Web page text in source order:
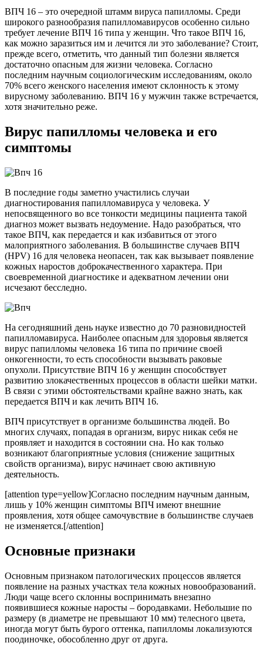
ВПЧ 16 – это очередной штамм вируса папилломы. Среди
широкого разнообразия папилломавирусов особенно сильно
требует лечение ВПЧ 16 типа у женщин. Что такое ВПЧ 16,
как можно заразиться им и лечится ли это заболевание? Стоит,
прежде всего, отметить, что данный тип болезни является
достаточно опасным для жизни человека. Согласно
последним научным социологическим исследованиям, около
70% всего женского населения имеют склонность к этому
вирусному заболеванию. ВПЧ 16 у мужчин также встречается,
хотя значительно реже.
Вирус папилломы человека и его
симптомы
В последние годы заметно участились случаи
диагностирования папилломавируса у человека. У
непосвященного во все тонкости медицины пациента такой
диагноз может вызвать недоумение. Надо разобраться, что
такое ВПЧ, как передается и как избавиться от этого
малоприятного заболевания. В большинстве случаев ВПЧ
(HPV) 16 для человека неопасен, так как вызывает появление
кожных наростов доброкачественного характера. При
своевременной диагностике и адекватном лечении они
исчезают бесследно.
На сегодняшний день науке известно до 70 разновидностей
папилломавируса. Наиболее опасным для здоровья является
вирус папилломы человека 16 типа по причине своей
онкогенности, то есть способности вызывать раковые
опухоли. Присутствие ВПЧ 16 у женщин способствует
развитию злокачественных процессов в области шейки матки.
В связи с этими обстоятельствами крайне важно знать, как
передается ВПЧ и как лечить ВПЧ 16.
ВПЧ присутствует в организме большинства людей. Во
многих случаях, попадая в организм, вирус никак себя не
проявляет и находится в состоянии сна. Но как только
возникают благоприятные условия (снижение защитных
свойств организма), вирус начинает свою активную
деятельность.
[attention type=yellow]Согласно последним научным данным,
лишь у 10% женщин симптомы ВПЧ имеют внешние
проявления, хотя общее самочувствие в большинстве случаев
не изменяется.[/attention]
Основные признаки
Основным признаком патологических процессов является
появление на разных участках тела кожных новообразований.
Люди чаще всего склонны воспринимать внезапно
появившиеся кожные наросты – бородавками. Небольшие по
размеру (в диаметре не превышают 10 мм) телесного цвета,
иногда могут быть бурого оттенка, папилломы локализуются
поодиночке, обособленно друг от друга.